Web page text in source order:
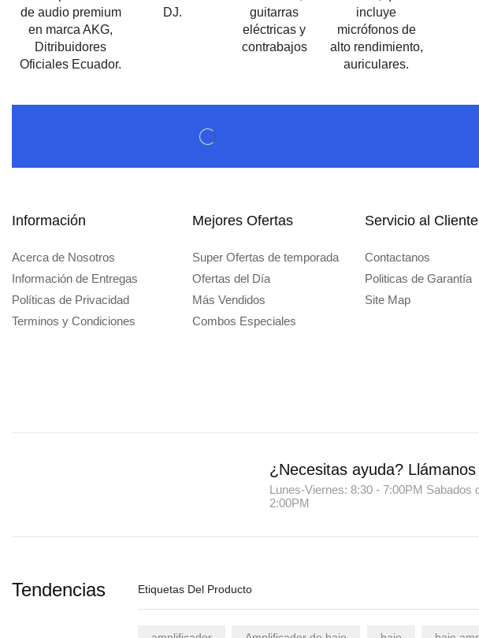
Información
Acerca de Nosotros
Información de Entregas
Políticas de Privacidad
Terminos y Condiciones
Mejores Ofertas
Super Ofertas de temporada
Ofertas del Día
Más Vendidos
Combos Especiales
Servicio al Cliente
Contactanos
Politicas de Garantía
Site Map
¿Necesitas ayuda? Llámanos
Lunes-Viernes: 8:30 - 7:00PM Sabados
2:00PM
Tendencias Etiquetas Del Producto